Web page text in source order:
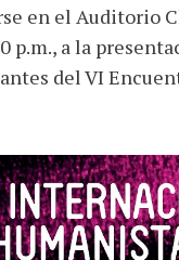
en el Auditorio
a la
del VI